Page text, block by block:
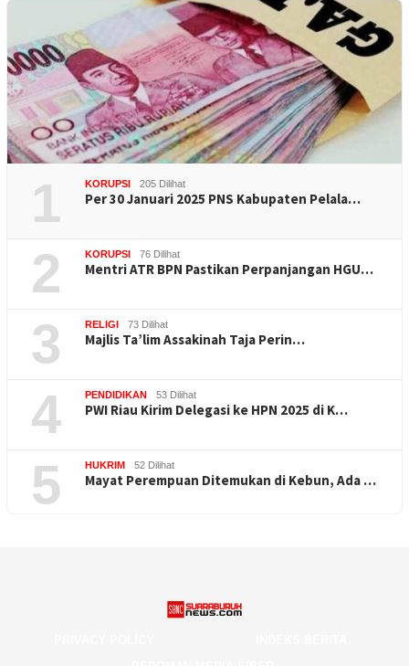
1 KORUPSI 205 Dilihat
Per 30 Januari 2025 PNS Kabupaten Pelala…
2 KORUPSI 76 Dilihat
Mentri ATR BPN Pastikan Perpanjangan HGU…
3 RELIGI 73 Dilihat
Majlis Ta’lim Assakinah Taja Perin…
4 PENDIDIKAN 53 Dilihat
PWI Riau Kirim Delegasi ke HPN 2025 di K…
5 HUKRIM 52 Dilihat
Mayat Perempuan Ditemukan di Kebun, Ada …